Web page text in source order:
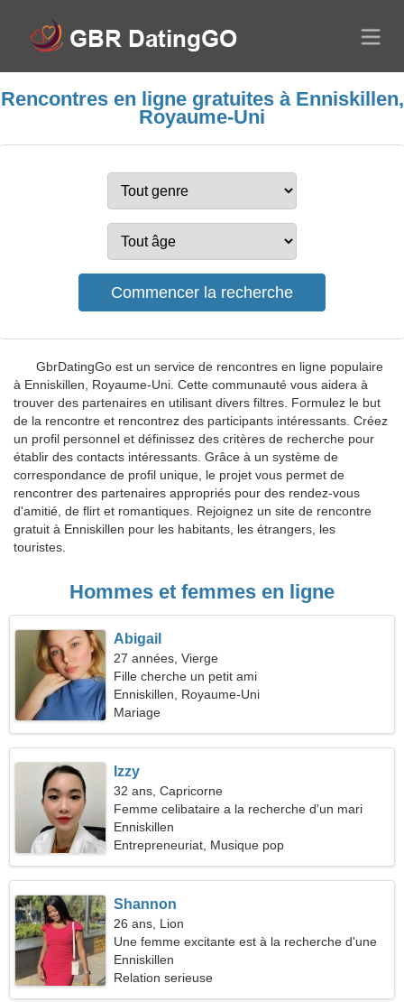
Rencontres en ligne gratuites à Enniskillen,
Royaume-Uni
GbrDatingGo est un service de rencontres en ligne populaire
à Enniskillen, Royaume-Uni. Cette communauté vous aidera à
trouver des partenaires en utilisant divers filtres. Formulez le but
de la rencontre et rencontrez des participants intéressants. Créez
un profil personnel et définissez des critères de recherche pour
établir des contacts intéressants. Grâce à un système de
correspondance de profil unique, le projet vous permet de
rencontrer des partenaires appropriés pour des rendez-vous
d'amitié, de flirt et romantiques. Rejoignez un site de rencontre
gratuit à Enniskillen pour les habitants, les étrangers, les
touristes.
Hommes et femmes en ligne
Abigail
27 années, Vierge
Fille cherche un petit ami
Enniskillen, Royaume-Uni
Mariage
Izzy
32 ans, Capricorne
Femme celibataire a la recherche d'un mari
Enniskillen
Entrepreneuriat, Musique pop
Shannon
26 ans, Lion
Une femme excitante est à la recherche d'une
vraie relation
Enniskillen
Relation serieuse